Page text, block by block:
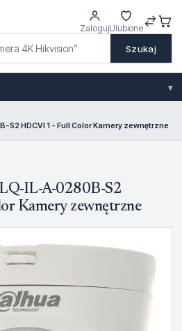
Szukaj
ZalogujUlubione
▾
HDCVI 1 - Full Color Kamery zewnętrzne
IL-A-0280B-S2
Kamery zewnętrzne